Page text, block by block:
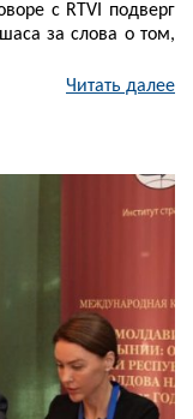
с RTVI подверг
за слова о том,
Читать далее